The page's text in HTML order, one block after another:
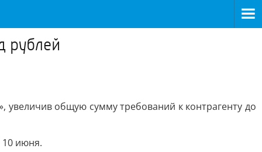
рублей
общую сумму требований к контрагенту до
10 июня.